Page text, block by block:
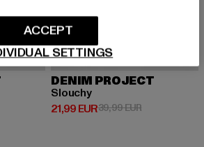
EUR 39,99 EUR
DENIM PROJECT
Slouchy
21,99 EUR
Derzeitiger Preis: 21,99 EUR
39,99 EURAktionspreis:
SETTINGS
ACCEPT